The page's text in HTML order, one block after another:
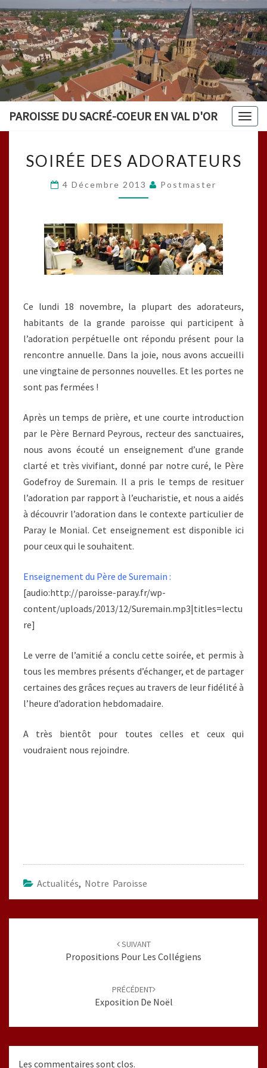
PAROISSE DU SACRÉ-COEUR EN VAL D'OR
DES
SOIRÉE DES ADORATEURS
4 Décembre 2013 Postmaster
Ce lundi 18 novembre, la plupart des adorateurs,
habitants de la grande paroisse qui participent à
l’adoration perpétuelle ont répondu présent pour la
rencontre annuelle. Dans la joie, nous avons accueilli
une vingtaine de personnes nouvelles. Et les portes ne
sont pas fermées !
Après un temps de prière, et une courte introduction
par le Père Bernard Peyrous, recteur des sanctuaires,
nous avons écouté un enseignement d’une grande
clarté et très vivifiant, donné par notre curé, le Père
Godefroy de Suremain. Il a pris le temps de resituer
l’adoration par rapport à l’eucharistie, et nous a aidés
à découvrir l’adoration dans le contexte particulier de
Paray le Monial. Cet enseignement est disponible ici
pour ceux qui le souhaitent.
Enseignement du Père de Suremain :
[audio:http://paroisse-paray.fr/wp-
content/uploads/2013/12/Suremain.mp3|titles=lectu
re]
Le verre de l’amitié a conclu cette soirée, et permis à
tous les membres présents d’échanger, et de partager
certaines des grâces reçues au travers de leur fidélité à
l’heure d’adoration hebdomadaire.
A très bientôt pour toutes celles et ceux qui
voudraient nous rejoindre.
Actualités, Notre Paroisse
SUIVANT
Propositions Pour Les Collégiens
PRÉCÉDENT
Exposition De Noël
Les commentaires sont clos.